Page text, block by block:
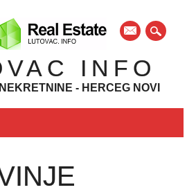
mail
INFO
- HERCEG NOVI